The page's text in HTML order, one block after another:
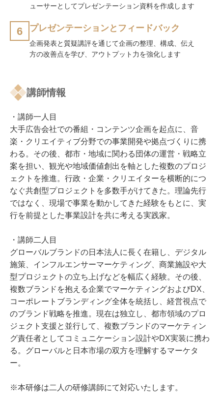
ューサーとしてプレゼンテーション資料を作成します
6 プレゼンテーションとフィードバック
企画発表と質疑講評を通じて企画の整理、構成、伝え
方の改善点を学び、アウトプット力を強化します
講師情報
・講師一人目
大手広告会社での番組・コンテンツ企画を起点に、音
楽・クリエイティブ分野での事業開発や拠点づくりに携
わる。その後、都市・地域に関わる団体の運営・戦略立
案を担い、観光や地域価値創出を軸とした複数のプロジ
ェクトを推進。行政・企業・クリエイターを横断的につ
なぐ共創型プロジェクトを多数手がけてきた。理論先行
ではなく、現場で事業を動かしてきた経験をもとに、実
行を前提とした事業設計を共に考える実践家。
・講師二人目
グローバルブランドの日本法人に長く在籍し、デジタル
施策、インフルエンサーマーケティング、商業施設や大
型プロジェクトの立ち上げなどを幅広く経験。その後、
複数ブランドを抱える企業でマーケティングおよびDX、
コーポレートブランディング全体を統括し、経営視点で
のブランド戦略を推進。現在は独立し、都市領域のプロ
ジェクト支援と並行して、複数ブランドのマーケティン
グ責任者としてコミュニケーション設計やDX実装に携わ
る。グローバルと日本市場の双方を理解するマーケタ
ー。
※本研修は二人の研修講師にて対応いたします。